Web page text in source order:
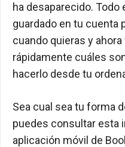
ha desaparecido. Todo
guardado en tu cuenta
cuando quieras y
rápidamente cuáles
hacerlo desde tu
Sea cual sea tu forma
puedes consultar esta
aplicación móvil de